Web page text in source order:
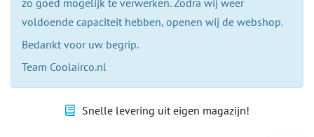
zo goed mogelijk te verwerken. Zodra wij weer
voldoende capaciteit hebben, openen wij de webshop.
Bedankt voor uw begrip.
Team Coolairco.nl
Snelle levering uit eigen magazijn!